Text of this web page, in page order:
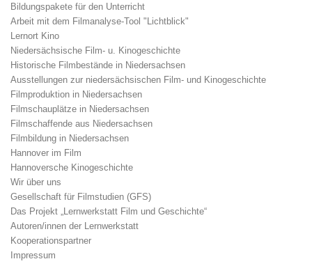
Bildungspakete für den Unterricht
Arbeit mit dem Filmanalyse-Tool "Lichtblick"
Lernort Kino
Niedersächsische Film- u. Kinogeschichte
Historische Filmbestände in Niedersachsen
Ausstellungen zur niedersächsischen Film- und Kinogeschichte
Filmproduktion in Niedersachsen
Filmschauplätze in Niedersachsen
Filmschaffende aus Niedersachsen
Filmbildung in Niedersachsen
Hannover im Film
Hannoversche Kinogeschichte
Wir über uns
Gesellschaft für Filmstudien (GFS)
Das Projekt „Lernwerkstatt Film und Geschichte“
Autoren/innen der Lernwerkstatt
Kooperationspartner
Impressum